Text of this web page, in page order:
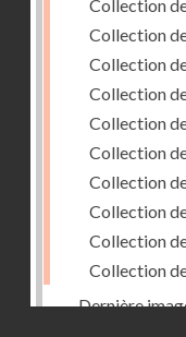
Collection
Collection
Collection
Collection
Collection
Collection
Collection
Collection
Collection
Collection
Dernière